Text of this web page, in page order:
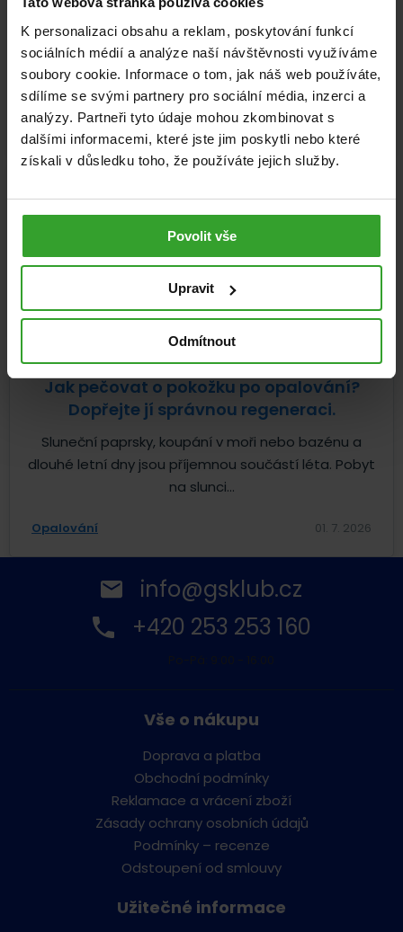
K personalizaci obsahu a reklam, poskytování funkcí
sociálních médií a analýze naší návštěvnosti využíváme
soubory cookie. Informace o tom, jak náš web používáte,
sdílíme se svými partnery pro sociální média, inzerci a
analýzy. Partneři tyto údaje mohou zkombinovat s
dalšími informacemi, které jste jim poskytli nebo které
získali v důsledku toho, že používáte jejich služby.
Povolit vše
Upravit
Odmítnout
Nejlepší potraviny pro pevné kosti i při
osteoporóze
Pevné kosti nejsou samozřejmostí. Kostní tkáň se po
celý život neustále obnovuje a reaguje na to, co jíme,...
Pohybová soustava Zdravá výživa 22. 7. 2026
Jak pečovat o pokožku po opalování?
Dopřejte jí správnou regeneraci.
Sluneční paprsky, koupání v moři nebo bazénu a
dlouhé letní dny jsou příjemnou součástí léta. Pobyt
na slunci...
Opalování 01. 7. 2026
info@gsklub.cz
+420 253 253 160
Vše o nákupu
Doprava a platba
Obchodní podmínky
Reklamace a vrácení zboží
Zásady ochrany osobních údajů
Podmínky – recenze
Odstoupení od smlouvy
Užitečné informace